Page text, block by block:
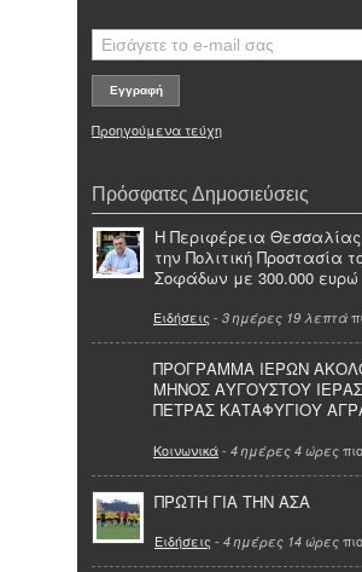
Προηγούμενα τεύχη
Πρόσφατες Δημοσιεύσεις
Η Περιφέρεια Θεσσαλίας
την Πολιτική Προστασία
Σοφάδων με 300.000 ευρώ
Ειδήσεις - 3 ημέρες 19 λεπτά
ΠΡΟΓΡΑΜΜΑ ΙΕΡΩΝ
ΜΗΝΟΣ ΑΥΓΟΥΣΤΟΥ
ΠΕΤΡΑΣ ΚΑΤΑΦΥΓΙΟΥ
Κοινωνικά- 4 ημέρες 4 ώρες
ΠΡΩΤΗ ΓΙΑ ΤΗΝ ΑΣΑ
Ειδήσεις - 4 ημέρες 14 ώρες